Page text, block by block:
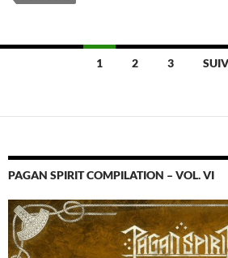
Navigation
articles
1 2 3
PAGAN SPIRIT COMPILATION – VOL. VI